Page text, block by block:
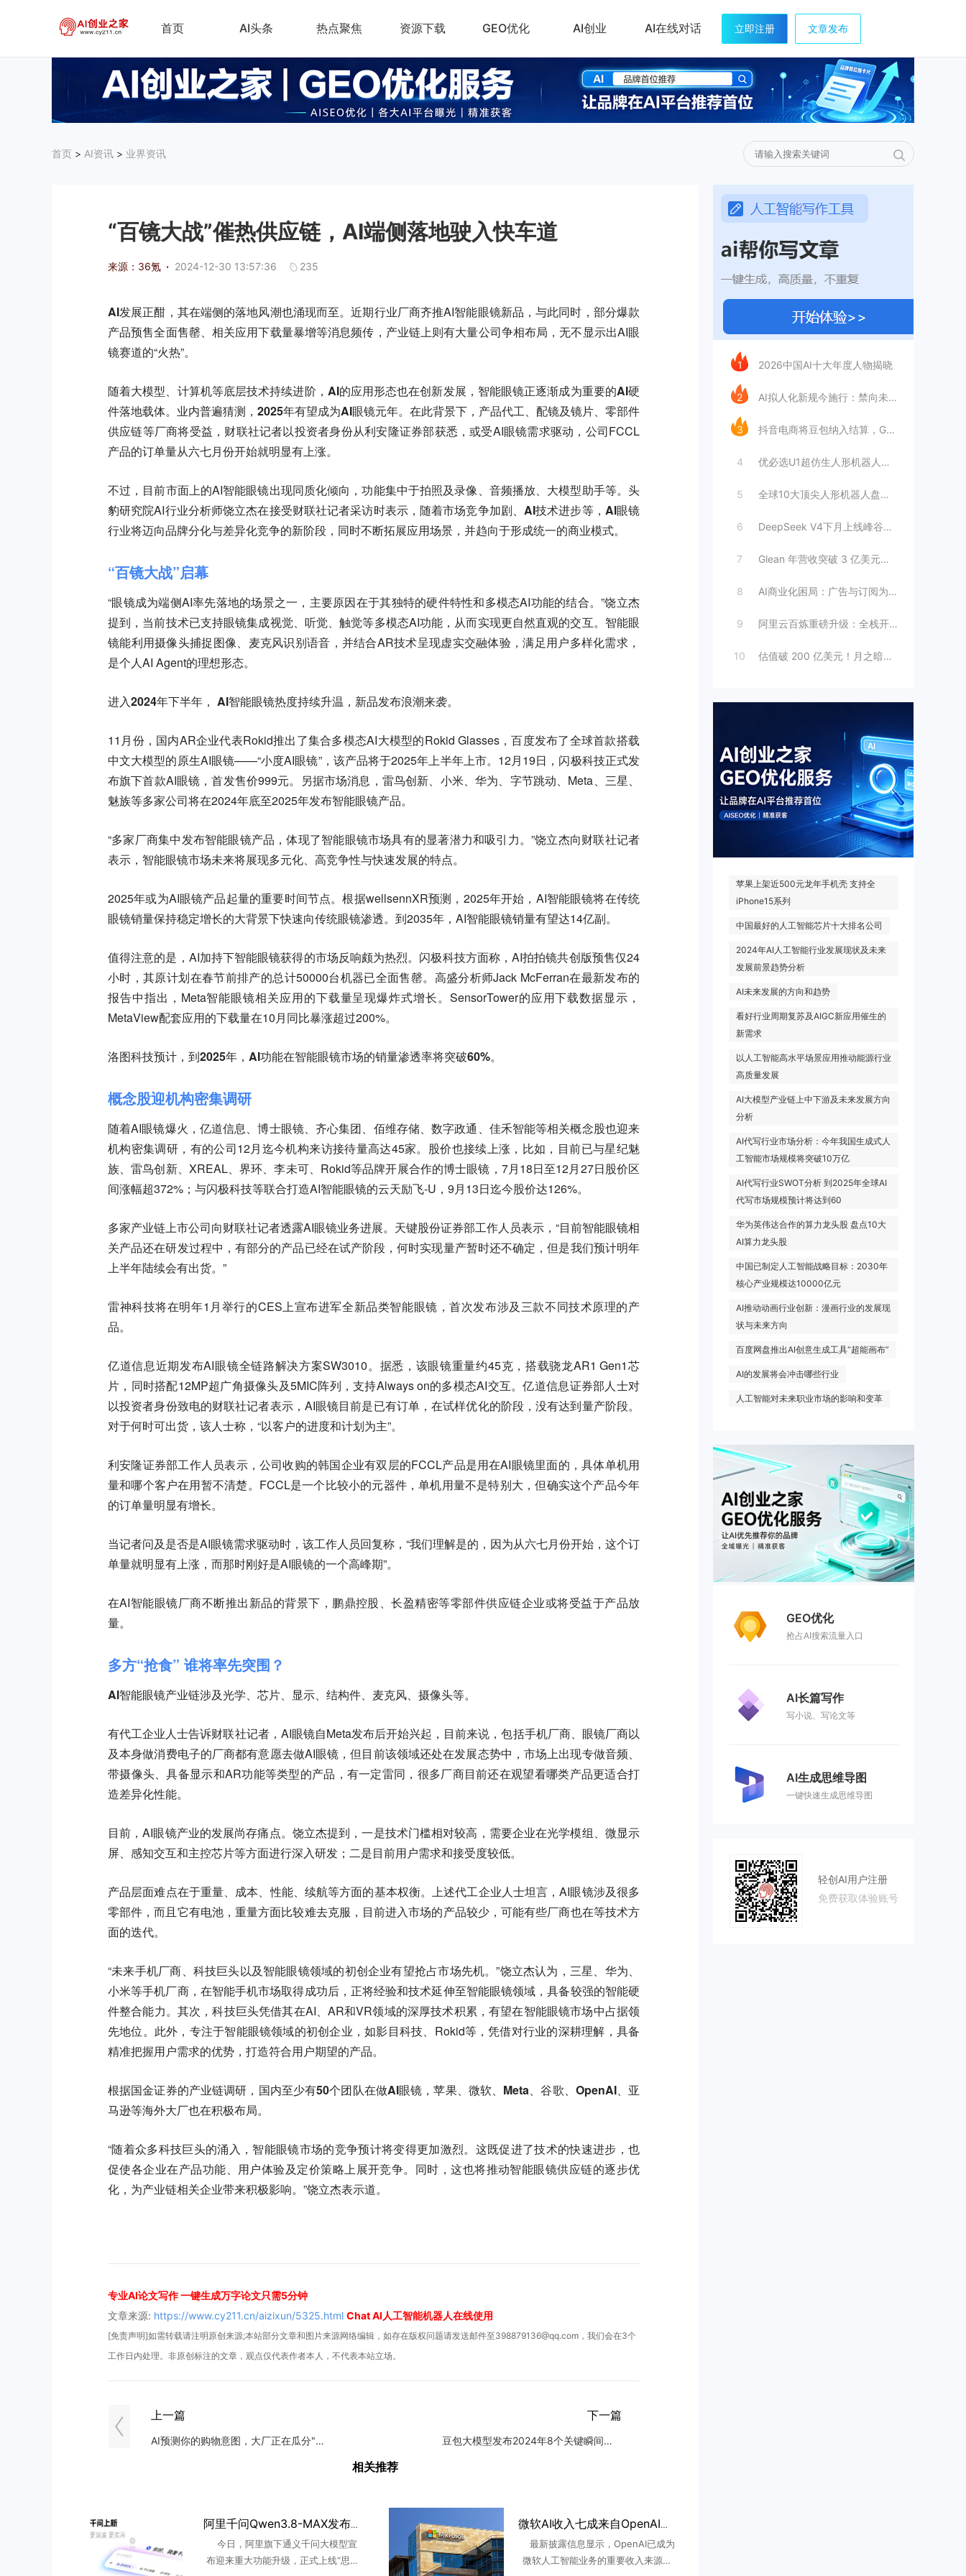
首页 AI头条 热点聚焦 资源下载 GEO优化 AI创业 AI在线对话 立即注册 文章发布
首页 > AI资讯 > 业界资讯
今日推荐
1 2026中国AI十大年度人物揭晓
2 AI拟人化新规今施行：禁向未成年人提供虚
3 抖音电商将豆包纳入结算，GEO成交归因时
4 优必选U1超仿生人形机器人：情感陪伴AI
5 全球10大顶尖人形机器人盘点：工厂与家庭
6 DeepSeek V4下月上线峰谷定价，
7 Glean 年营收突破 3 亿美元，暴增
8 AI商业化困局：广告与订阅为何难以独立支
9 阿里云百炼重磅升级：全栈开放接入，打造模
10 估值破 200 亿美元！月之暗面“拆墙”
苹果上架近500元龙年手机壳 支持全
iPhone15系列
中国最好的人工智能芯片十大排名公司
2024年AI人工智能行业发展现状及未来
发展前景趋势分析
AI未来发展的方向和趋势
看好行业周期复苏及AIGC新应用催生的
新需求
以人工智能高水平场景应用推动能源行业
高质量发展
AI大模型产业链上中下游及未来发展方向
分析
AI代写行业市场分析：今年我国生成式人
工智能市场规模将突破10万亿
AI代写行业SWOT分析 到2025年全球AI
代写市场规模预计将达到60
华为英伟达合作的算力龙头股 盘点10大
AI算力龙头股
中国已制定人工智能战略目标：2030年
核心产业规模达10000亿元
AI推动动画行业创新：漫画行业的发展现
状与未来方向
百度网盘推出AI创意生成工具“超能画布”
AI的发展将会冲击哪些行业
人工智能对未来职业市场的影响和变革
GEO优化
抢占AI搜索流量入口
AI长篇写作
写小说、写论文等
AI生成思维导图
一键快速生成思维导图
轻创AI用户注册
免费获取体验账号
“百镜大战”催热供应链，AI端侧落地驶入快车道
来源：36氪 · 2024-12-30 13:57:36 235
AI发展正酣，其在端侧的落地风潮也涌现而至。近期行业厂商齐推AI智能眼镜新品，与此同时，部分爆款
产品预售全面售罄、相关应用下载量暴增等消息频传，产业链上则有大量公司争相布局，无不显示出AI眼
镜赛道的“火热”。
随着大模型、计算机等底层技术持续进阶，AI的应用形态也在创新发展，智能眼镜正逐渐成为重要的AI硬
件落地载体。 业内普遍猜测， 2025年有望成为AI眼镜元年。 在此背景下，产品代工、配镜及镜片、零部件
供应链等厂商将受益，财联社记者以投资者身份从利安隆证券部获悉，或受AI眼镜需求驱动，公司FCCL
产品的订单量从六七月份开始就明显有上涨。
不过，目前市面上的AI智能眼镜出现同质化倾向，功能集中于拍照及录像、音频播放、大模型助手等。头
豹研究院AI行业分析师饶立杰在接受财联社记者采访时表示， 随着市场竞争加剧、AI技术进步等，AI眼镜
行业将迈向品牌分化与差异化竞争的新阶段，同时不断拓展应用场景，并趋向于形成统一的商业模式。
“百镜大战”启幕
“眼镜成为端侧AI率先落地的场景之一，主要原因在于其独特的硬件特性和多模态AI功能的结合。”饶立杰
提到，当前技术已支持眼镜集成视觉、听觉、触觉等多模态AI功能，从而实现更自然直观的交互。智能眼
镜能利用摄像头捕捉图像、麦克风识别语音，并结合AR技术呈现虚实交融体验，满足用户多样化需求，
是个人AI Agent的理想形态。
进入2024年下半年， AI智能眼镜热度持续升温，新品发布浪潮来袭。
11月份，国内AR企业代表Rokid推出了集合多模态AI大模型的Rokid Glasses，百度发布了全球首款搭载
中文大模型的原生AI眼镜——“小度AI眼镜”，该产品将于2025年上半年上市。12月19日，闪极科技正式发
布旗下首款AI眼镜，首发售价999元。另据市场消息，雷鸟创新、小米、华为、字节跳动、Meta、三星、
魅族等多家公司将在2024年底至2025年发布智能眼镜产品。
“多家厂商集中发布智能眼镜产品，体现了智能眼镜市场具有的显著潜力和吸引力。”饶立杰向财联社记者
表示，智能眼镜市场未来将展现多元化、高竞争性与快速发展的特点。
2025年或为AI眼镜产品起量的重要时间节点。根据wellsennXR预测，2025年开始，AI智能眼镜将在传统
眼镜销量保持稳定增长的大背景下快速向传统眼镜渗透。到2035年，AI智能眼镜销量有望达14亿副。
值得注意的是，AI加持下智能眼镜获得的市场反响颇为热烈。闪极科技方面称，AI拍拍镜共创版预售仅24
小时，其原计划在春节前排产的总计50000台机器已全面售罄。高盛分析师Jack McFerran在最新发布的
报告中指出，Meta智能眼镜相关应用的下载量呈现爆炸式增长。SensorTower的应用下载数据显示，
MetaView配套应用的下载量在10月同比暴涨超过200%。
洛图科技预计， 到2025年，AI功能在智能眼镜市场的销量渗透率将突破60%。
概念股迎机构密集调研
随着AI眼镜爆火，亿道信息、博士眼镜、齐心集团、佰维存储、数字政通、佳禾智能等相关概念股也迎来
机构密集调研，有的公司12月迄今机构来访接待量高达45家。股价也接续上涨，比如，目前已与星纪魅
族、雷鸟创新、XREAL、界环、李未可、Rokid等品牌开展合作的博士眼镜，7月18日至12月27日股价区
间涨幅超372%；与闪极科技等联合打造AI智能眼镜的云天励飞-U，9月13日迄今股价达126%。
多家产业链上市公司向财联社记者透露AI眼镜业务进展。天键股份证券部工作人员表示，“目前智能眼镜相
关产品还在研发过程中，有部分的产品已经在试产阶段，何时实现量产暂时还不确定，但是我们预计明年
上半年陆续会有出货。”
雷神科技将在明年1月举行的CES上宣布进军全新品类智能眼镜，首次发布涉及三款不同技术原理的产
品。
亿道信息近期发布AI眼镜全链路解决方案SW3010。据悉，该眼镜重量约45克，搭载骁龙AR1 Gen1芯
片，同时搭配12MP超广角摄像头及5MIC阵列，支持Always on的多模态AI交互。亿道信息证券部人士对
以投资者身份致电的财联社记者表示，AI眼镜目前是已有订单，在试样优化的阶段，没有达到量产阶段。
对于何时可出货，该人士称，“以客户的进度和计划为主”。
利安隆证券部工作人员表示，公司收购的韩国企业有双层的FCCL产品是用在AI眼镜里面的，具体单机用
量和哪个客户在用暂不清楚。FCCL是一个比较小的元器件，单机用量不是特别大，但确实这个产品今年
的订单量明显有增长。
当记者问及是否是AI眼镜需求驱动时，该工作人员回复称，“我们理解是的，因为从六七月份开始，这个订
单量就明显有上涨，而那时刚好是AI眼镜的一个高峰期”。
在AI智能眼镜厂商不断推出新品的背景下，鹏鼎控股、长盈精密等零部件供应链企业或将受益于产品放
量。
多方“抢食” 谁将率先突围？
AI智能眼镜产业链涉及光学、芯片、显示、结构件、麦克风、摄像头等。
有代工企业人士告诉财联社记者，AI眼镜自Meta发布后开始兴起，目前来说，包括手机厂商、眼镜厂商以
及本身做消费电子的厂商都有意愿去做AI眼镜，但目前该领域还处在发展态势中，市场上出现专做音频、
带摄像头、具备显示和AR功能等类型的产品，有一定雷同，很多厂商目前还在观望看哪类产品更适合打
造差异化性能。
目前，AI眼镜产业的发展尚存痛点。饶立杰提到，一是技术门槛相对较高，需要企业在光学模组、微显示
屏、感知交互和主控芯片等方面进行深入研发；二是目前用户需求和接受度较低。
产品层面难点在于重量、成本、性能、续航等方面的基本权衡。上述代工企业人士坦言，AI眼镜涉及很多
零部件，而且它有电池，重量方面比较难去克服，目前进入市场的产品较少，可能有些厂商也在等技术方
面的迭代。
“未来手机厂商、科技巨头以及智能眼镜领域的初创企业有望抢占市场先机。”饶立杰认为，三星、华为、
小米等手机厂商，在智能手机市场取得成功后，正将经验和技术延伸至智能眼镜领域，具备较强的智能硬
件整合能力。其次，科技巨头凭借其在AI、AR和VR领域的深厚技术积累，有望在智能眼镜市场中占据领
先地位。此外，专注于智能眼镜领域的初创企业，如影目科技、Rokid等，凭借对行业的深耕理解，具备
精准把握用户需求的优势，打造符合用户期望的产品。
根据国金证券的产业链调研，国内至少有50个团队在做AI眼镜，苹果、微软、Meta、谷歌、OpenAI、亚
马逊等海外大厂也在积极布局。
“随着众多科技巨头的涌入，智能眼镜市场的竞争预计将变得更加激烈。这既促进了技术的快速进步，也
促使各企业在产品功能、用户体验及定价策略上展开竞争。同时，这也将推动智能眼镜供应链的逐步优
化，为产业链相关企业带来积极影响。”饶立杰表示道。
专业AI论文写作 一键生成万字论文只需5分钟
文章来源: https://www.cy211.cn/aizixun/5325.html Chat AI人工智能机器人在线使用
[免责声明]如需转载请注明原创来源;本站部分文章和图片来源网络编辑，如存在版权问题请发送邮件至398879136@qq.com，我们会在3个
工作日内处理。非原创标注的文章，观点仅代表作者本人，不代表本站立场。
上一篇
AI预测你的购物意图，大厂正在瓜分"意图经济&qu
下一篇
豆包大模型发布2024年8个关键瞬间：从AI新星到全面突破
相关推荐
阿里千问Qwen3.8-MAX发布，打造真办公助理
今日，阿里旗下通义千问大模型宣
布迎来重大功能升级，正式上线“思考
微软AI收入七成来自OpenAI，财年贡献241亿美元
最新披露信息显示，OpenAI已成为
微软人工智能业务的重要收入来源。